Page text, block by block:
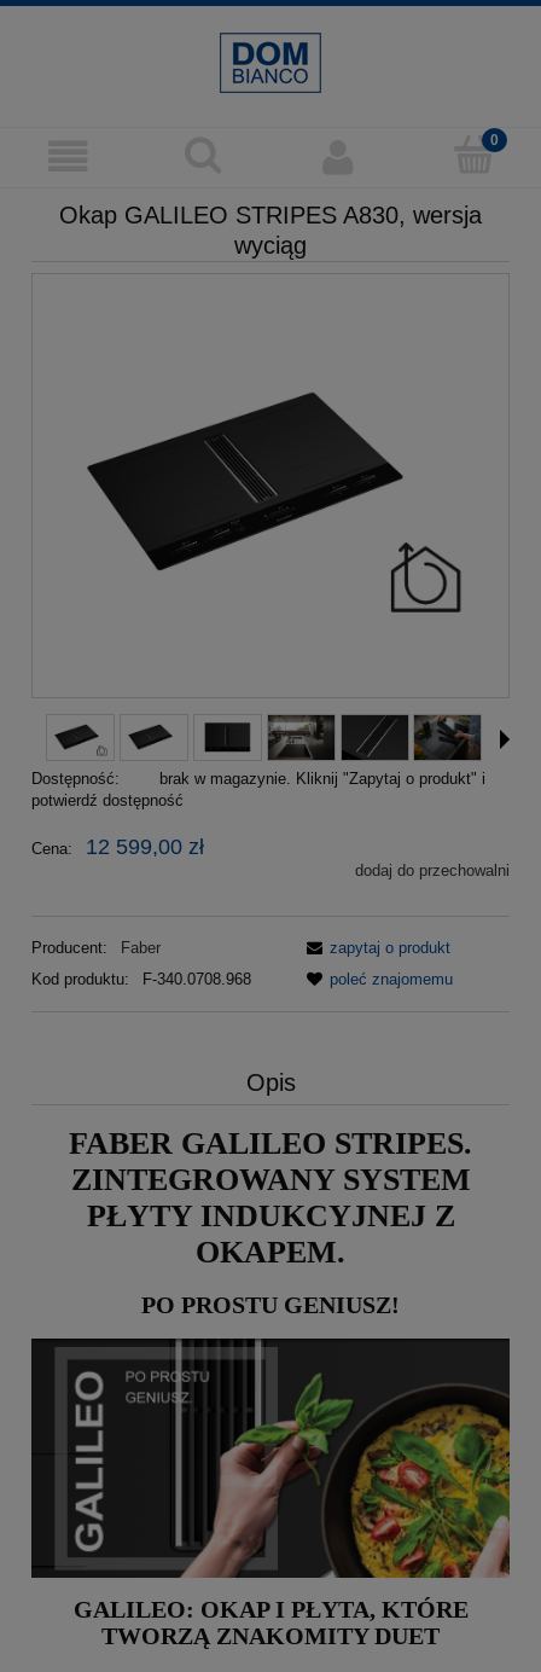
Okap GALILEO STRIPES A830, wersja
wyciąg
Dostępność:
brak w magazynie. Kliknij "Zapytaj o produkt" i
potwierdź dostępność
Cena: 12 599,00 zł
dodaj do przechowalni
Producent:
Faber
Kod produktu:
F-340.0708.968
zapytaj o produkt
poleć znajomemu
Opis
FABER GALILEO STRIPES.
ZINTEGROWANY SYSTEM
PŁYTY INDUKCYJNEJ Z
OKAPEM.
PO PROSTU GENIUSZ!
GALILEO: OKAP I PŁYTA, KTÓRE
TWORZĄ ZNAKOMITY DUET